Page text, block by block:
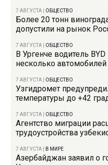
7 АВГУСТА ОБЩЕСТВО
Более 20 тонн
допустили на рынок
7 АВГУСТА ОБЩЕСТВО
В Ургенче водитель
несколько автомобилей
7 АВГУСТА ОБЩЕСТВО
Узгидромет
температуры до +42
7 АВГУСТА ОБЩЕСТВО
Агентство миграции
трудоустройства
7 АВГУСТА В МИРЕ
Азербайджан заявил о